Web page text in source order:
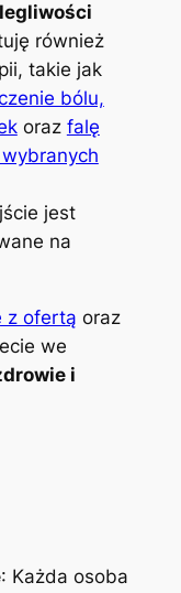
również
takie jak
bólu,
oraz falę
jest
na
z ofertą oraz
we
i
: Każda osoba